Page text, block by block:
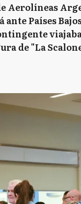
Aerolíneas
Países
de "La